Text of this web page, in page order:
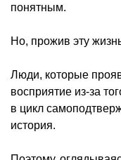
понятным.
Но, прожив эту
Люди, которые
восприятие из-за
в цикл
история.